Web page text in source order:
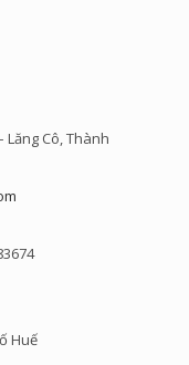
Lăng Cô, Thành
Huế